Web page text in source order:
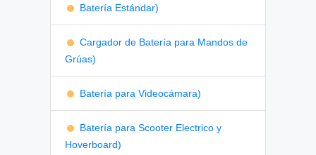
Batería Estándar)
Cargador de Batería para Mandos de
Grúas)
Batería para Videocámara)
Batería para Scooter Electrico y
Hoverboard)